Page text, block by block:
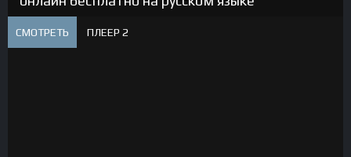
СМОТРЕТЬ ПЛЕЕР 2